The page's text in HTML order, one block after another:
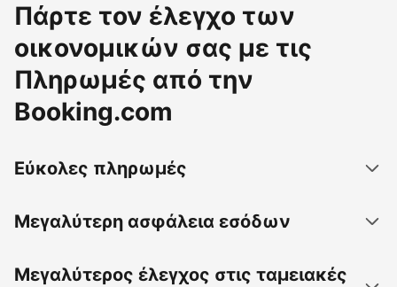
Πάρτε τον έλεγχο των
οικονομικών σας με τις
Πληρωμές από την
Booking.com
Εύκολες πληρωμές
Μεγαλύτερη ασφάλεια εσόδων
Μεγαλύτερος έλεγχος στις ταμειακές